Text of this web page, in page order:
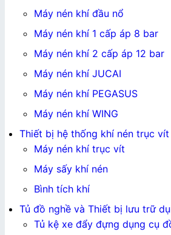
Máy nén khí đầu nổ
Máy nén khí 1 cấp áp 8 bar
Máy nén khí 2 cấp áp 12 bar
Máy nén khí JUCAI
Máy nén khí PEGASUS
Máy nén khí WING
Thiết bị hệ thống khí nén trục vít
Máy nén khí trục vít
Máy sấy khí nén
Bình tích khí
Tủ đồ nghề và Thiết bị lưu trữ
Tủ kệ xe đẩy đựng dụng cụ